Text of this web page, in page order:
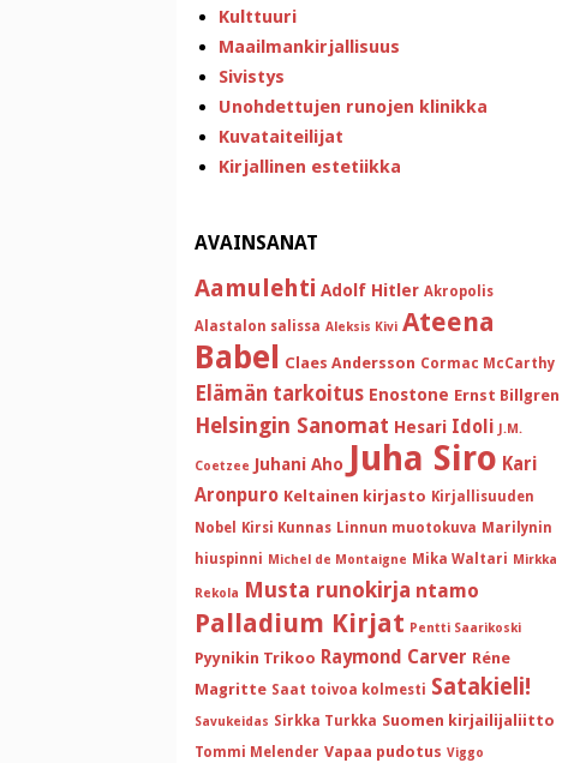
Kulttuuri
Maailmankirjallisuus
Sivistys
Unohdettujen runojen klinikka
Kuvataiteilijat
Kirjallinen estetiikka
AVAINSANAT
Aamulehti Adolf Hitler Akropolis
Alastalon salissa Aleksis Kivi Ateena
Babel Claes Andersson Cormac McCarthy
Elämän tarkoitus Enostone Ernst Billgren
Helsingin Sanomat Hesari Idoli J.M.
Coetzee Juhani Aho Juha Siro Kari
Aronpuro Keltainen kirjasto Kirjallisuuden
Nobel
Kirsi Kunnas Linnun muotokuva Marilynin
hiuspinni Michel de Montaigne Mika Waltari Mirkka
Rekola Musta runokirja ntamo
Palladium Kirjat Pentti Saarikoski
Pyynikin Trikoo Raymond Carver Réne
Magritte Saat toivoa kolmesti Satakieli!
Savukeidas Sirkka Turkka Suomen kirjailijaliitto
Tommi Melender Vapaa pudotus Viggo